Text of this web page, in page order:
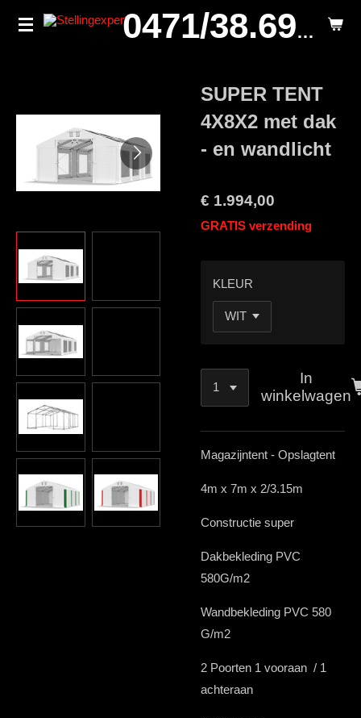
Ga
0471/38.69.29.
SUPER TENT
4X8X2 met dak
- en wandlicht
€ 1.994,00
GRATIS verzending
KLEUR
In
winkelwagen
Magazijntent - Opslagtent
4m x 7m x 2/3.15m
Constructie super
Dakbekleding PVC
580G/m2
Wandbekleding PVC 580
G/m2
2 Poorten 1 vooraan / 1
achteraan